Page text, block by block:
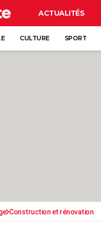
ACTUALITÉS
CULTURE SPORT
Construction et rénovation